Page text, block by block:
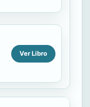
Ver Libro